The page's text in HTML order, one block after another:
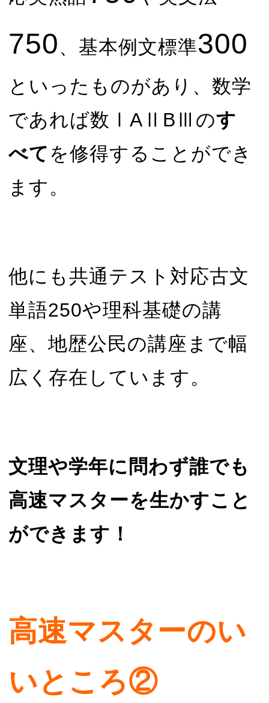
750、基本例文標準300
といったものがあり、数学
であれば数ⅠAⅡBⅢのす
べてを修得することができ
ます。
他にも共通テスト対応古文
単語250や理科基礎の講
座、地歴公民の講座まで幅
広く存在しています。
文理や学年に問わず誰でも
高速マスターを生かすこと
ができます！
高速マスターのい
いところ②